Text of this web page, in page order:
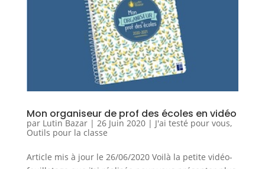
Mon organiseur de prof des écoles en vidéo
par Lutin Bazar| 26 Juin 2020| J'ai testé pour vous,
Outils pour la classe
Article mis à jour le 26/06/2020 Voilà la petite vidéo-